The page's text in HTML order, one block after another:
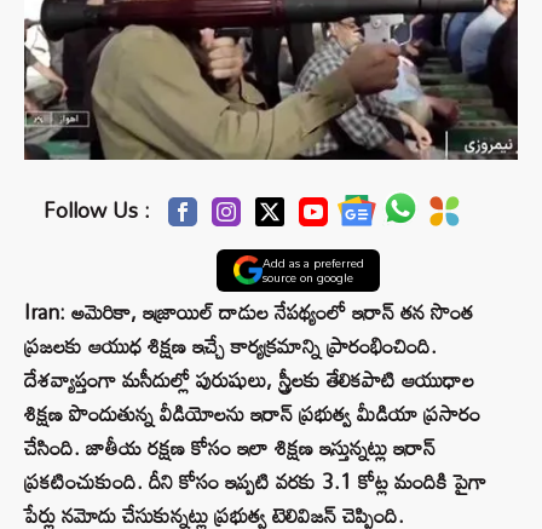
Follow Us :
Add as a preferred
source on google
Iran: అమెరికా, ఇజ్రాయిల్ దాడుల నేపథ్యంలో ఇరాన్ తన సొంత
ప్రజలకు ఆయుధ శిక్షణ ఇచ్చే కార్యక్రమాన్ని ప్రారంభించింది.
దేశవ్యాప్తంగా మసీదుల్లో పురుషులు, స్త్రీలకు తేలికపాటి ఆయుధాల
శిక్షణ పొందుతున్న వీడియోలను ఇరాన్ ప్రభుత్వ మీడియా ప్రసారం
చేసింది. జాతీయ రక్షణ కోసం ఇలా శిక్షణ ఇస్తున్నట్లు ఇరాన్
ప్రకటించుకుంది. దీని కోసం ఇప్పటి వరకు 3.1 కోట్ల మందికి పైగా
పేర్లు నమోదు చేసుకున్నట్లు ప్రభుత్వ టెలివిజన్ చెప్పింది.